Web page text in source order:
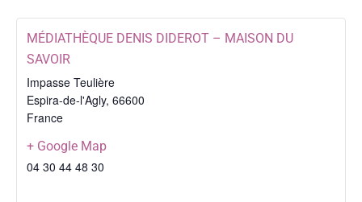
MÉDIATHÈQUE DENIS DIDEROT – MAISON DU
SAVOIR
Impasse Teulière
Espira-de-l'Agly, 66600
France
+ Google Map
04 30 44 48 30